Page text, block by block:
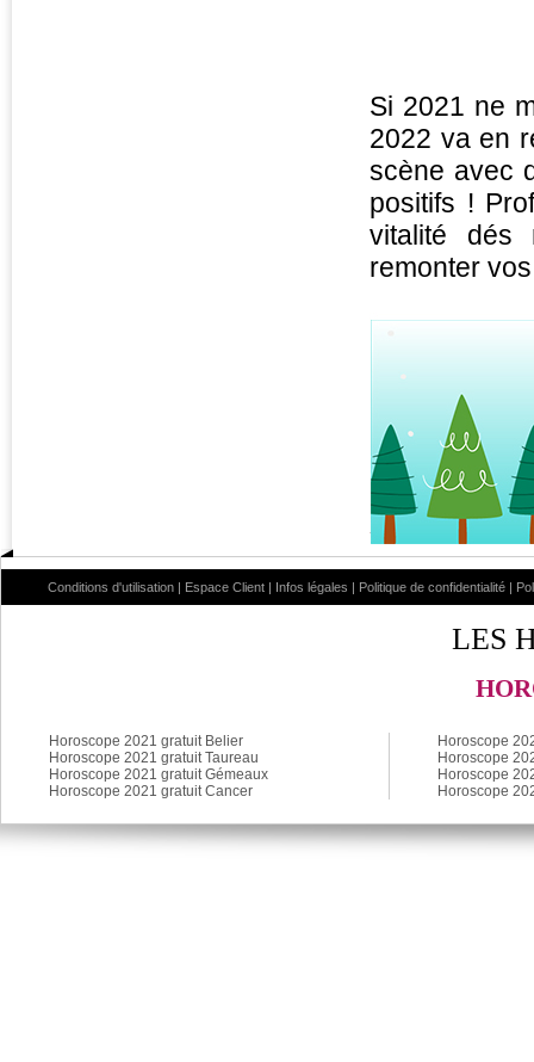
Si 2021 ne
2022 va en
scène avec
positifs !
vitalité dés
remonter
Conditions d'utilisation | Espace Client | Infos légales | Politique de confidentialité |
LES
Horoscope 2021 gratuit Belier
Horoscope 2021 gratuit Taureau
Horoscope 2021 gratuit Gémeaux
Horoscope 2021 gratuit Cancer
Horoscope
Horoscope
Horoscope
Horoscope